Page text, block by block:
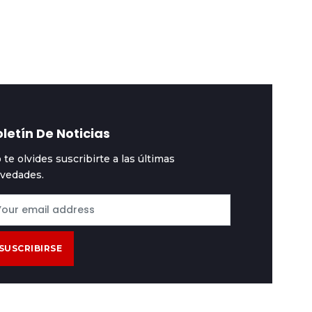
De Noticias
te olvides suscribirte a las últimas
SUSCRIBIRSE